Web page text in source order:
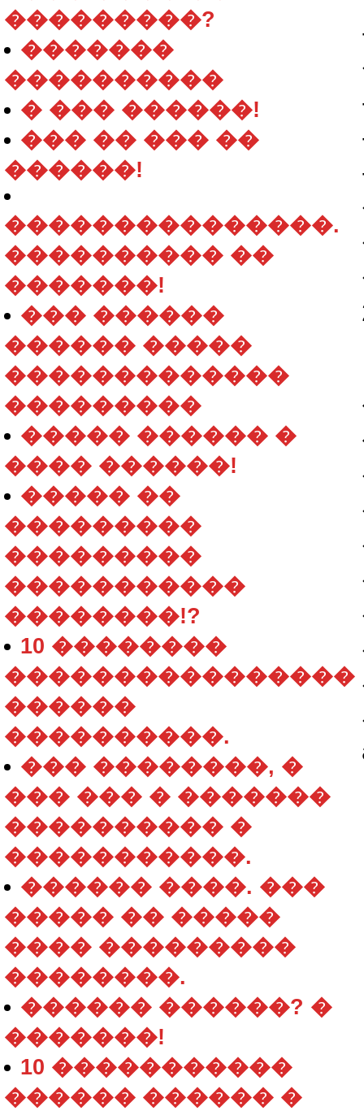
���������?
�������
����������
� ��� ������!
��� �� ��� ��
������!
���������������.
���������� ��
�������!
��� ������
������ �����
�������������
���������
����� ������ �
���� ������!
����� ��
���������
���������
�����������
��������!?
10 ��������
����������������
������
����������.
��� ��������, �
��� ��� � �������
���������� �
�����������.
������ ����. ���
����� �� �����
���� ���������
��������.
������ ������? �
�������!
10 �����������
������ ������ �